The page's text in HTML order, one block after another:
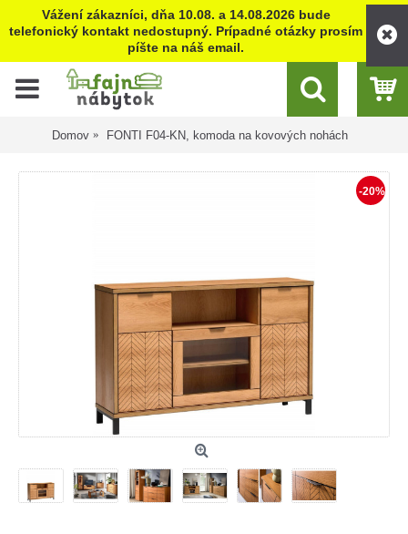
Vážení zákazníci, dňa 10.08. a 14.08.2026 bude
telefonický kontakt nedostupný. Prípadné otázky prosím
píšte na náš email.
Domov FONTI F04-KN, komoda na kovových nohách
-20%